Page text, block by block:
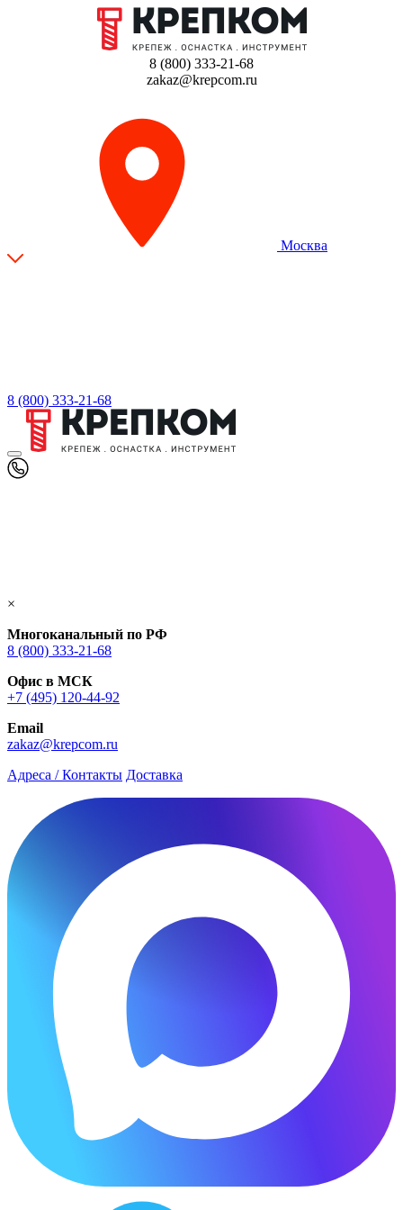
8 (800) 333-21-68
zakaz@krepcom.ru
Москва
8 (800) 333-21-68
×
Многоканальный по РФ
8 (800) 333‑21-68
Офис в МСК
+7 (495) 120-44-92
Email
zakaz@krepcom.ru
Адреса / Контакты Доставка